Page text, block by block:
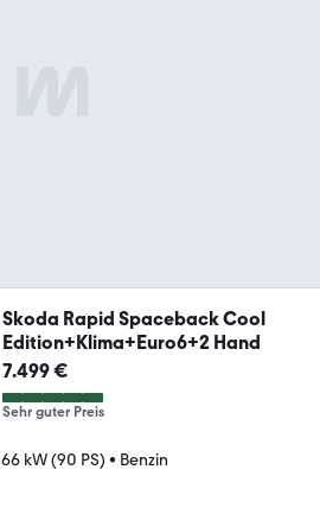
Skoda Rapid Spaceback Cool
Edition+Klima+Euro6+2 Hand
7.499 €
Sehr guter Preis
66 kW (90 PS) • Benzin